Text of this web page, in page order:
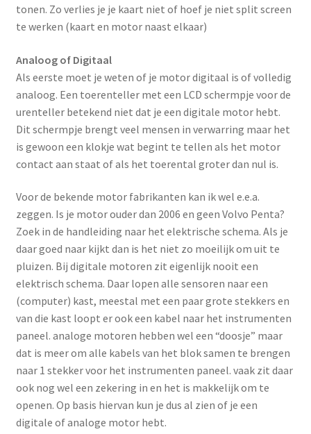
tonen. Zo verlies je je kaart niet of hoef je niet split screen
te werken (kaart en motor naast elkaar)
Analoog of Digitaal
Als eerste moet je weten of je motor digitaal is of volledig
analoog. Een toerenteller met een LCD schermpje voor de
urenteller betekend niet dat je een digitale motor hebt.
Dit schermpje brengt veel mensen in verwarring maar het
is gewoon een klokje wat begint te tellen als het motor
contact aan staat of als het toerental groter dan nul is.
Voor de bekende motor fabrikanten kan ik wel e.e.a.
zeggen. Is je motor ouder dan 2006 en geen Volvo Penta?
Zoek in de handleiding naar het elektrische schema. Als je
daar goed naar kijkt dan is het niet zo moeilijk om uit te
pluizen. Bij digitale motoren zit eigenlijk nooit een
elektrisch schema. Daar lopen alle sensoren naar een
(computer) kast, meestal met een paar grote stekkers en
van die kast loopt er ook een kabel naar het instrumenten
paneel. analoge motoren hebben wel een “doosje” maar
dat is meer om alle kabels van het blok samen te brengen
naar 1 stekker voor het instrumenten paneel. vaak zit daar
ook nog wel een zekering in en het is makkelijk om te
openen. Op basis hiervan kun je dus al zien of je een
digitale of analoge motor hebt.